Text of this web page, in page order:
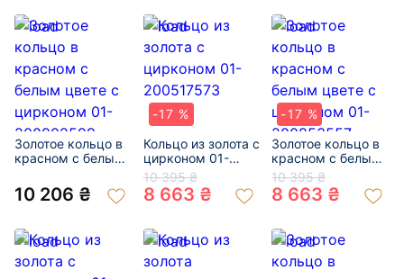
Золотое кольцо в
красном с белым
01-200902599
10 206 ₴
-17 %
Кольцо из золота с
цирконом 01-
200517573
10 395 ₴
8 663 ₴
-17 %
Золотое кольцо в
красном с белым
цвете с цирконом
01-200853557
10 395 ₴
8 663 ₴